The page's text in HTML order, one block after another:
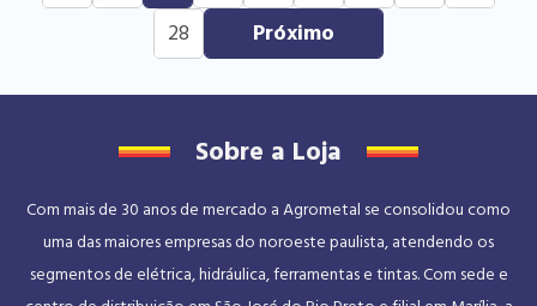
28
Sobre a Loja
Com mais de 30 anos de mercado a Agrometal se consolidou como
uma das maiores empresas do noroeste paulista, atendendo os
segmentos de elétrica, hidráulica, ferramentas e tintas. Com sede e